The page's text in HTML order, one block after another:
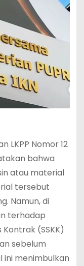
LKPP Nomor 12
bahwa
atau material
tersebut
Namun, di
terhadap
(SSKK)
sebelum
ini menimbulkan